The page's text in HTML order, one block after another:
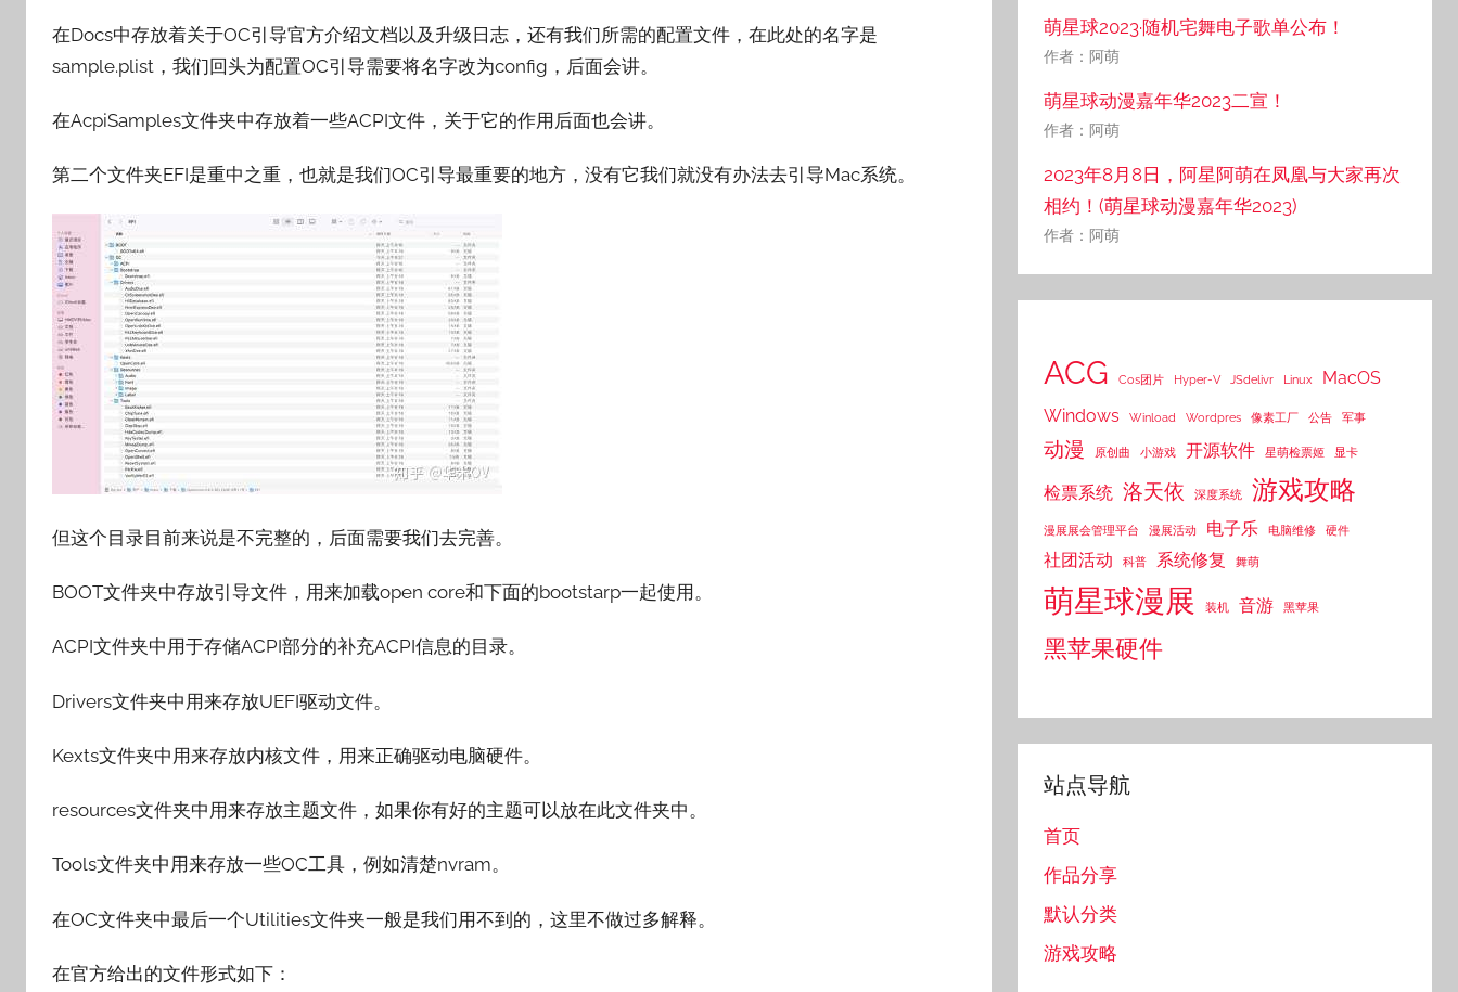
在Docs中存放着关于OC引导官方介绍文档以及升级日志，还有我们所需的配置文件，在此处的名字是
sample.plist，我们回头为配置OC引导需要将名字改为config，后面会讲。
在AcpiSamples文件夹中存放着一些ACPI文件，关于它的作用后面也会讲。
第二个文件夹EFI是重中之重，也就是我们OC引导最重要的地方，没有它我们就没有办法去引导Mac系统。
但这个目录目前来说是不完整的，后面需要我们去完善。
BOOT文件夹中存放引导文件，用来加载open core和下面的bootstarp一起使用。
ACPI文件夹中用于存储ACPI部分的补充ACPI信息的目录。
Drivers文件夹中用来存放UEFI驱动文件。
Kexts文件夹中用来存放内核文件，用来正确驱动电脑硬件。
resources文件夹中用来存放主题文件，如果你有好的主题可以放在此文件夹中。
Tools文件夹中用来存放一些OC工具，例如清楚nvram。
在OC文件夹中最后一个Utilities文件夹一般是我们用不到的，这里不做过多解释。
在官方给出的文件形式如下：
萌星球2023·随机宅舞电子歌单公布！
作者：阿萌
萌星球动漫嘉年华2023二宣！
作者：阿萌
2023年8月8日，阿星阿萌在凤凰与大家再次
相约！(萌星球动漫嘉年华2023)
作者：阿萌
ACG Cos团片 Hyper-V JSdelivr Linux
MacOS
Windows
Winload Wordpres 像素工厂 公告 军事
动漫 原创曲 小游戏 开源软件 星萌检票姬 显卡
检票系统 洛天依 深度系统 游戏攻略
漫展展会管理平台 漫展活动 电子乐 电脑维修 硬件
社团活动 科普 系统修复 舞萌
萌星球漫展 装机 音游 黑苹果
黑苹果硬件
站点导航
首页
作品分享
默认分类
游戏攻略